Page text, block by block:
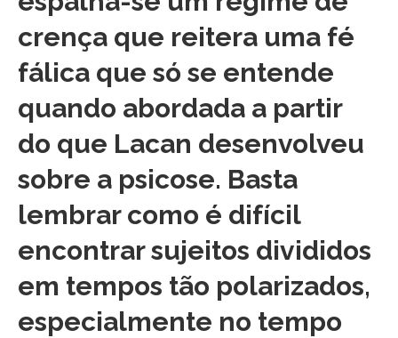
crença que reitera uma fé
fálica que só se entende
quando abordada a partir
do que Lacan desenvolveu
sobre a psicose. Basta
lembrar como é difícil
encontrar sujeitos divididos
em tempos tão polarizados,
especialmente no tempo